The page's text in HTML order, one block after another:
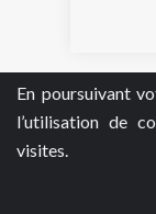
En poursuivant
l’utilisation de
visites.